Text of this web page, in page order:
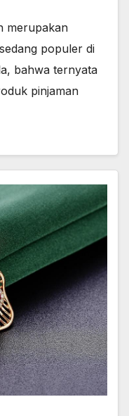
merupakan
populer di
bahwa ternyata
pinjaman